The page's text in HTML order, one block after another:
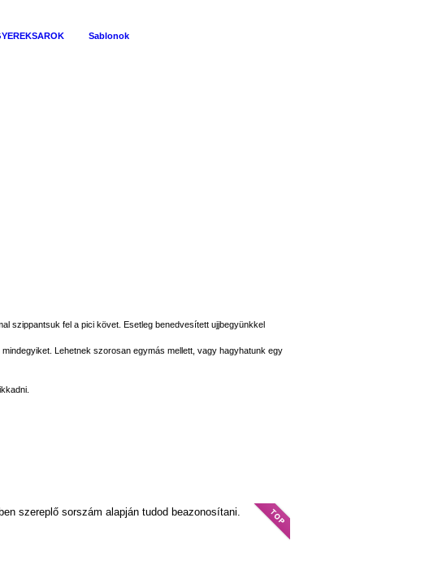
Sablonok
szippantsuk fel a pici követ. Esetleg benedvesített ujjbegyünkkel
Lehetnek szorosan egymás mellett, vagy hagyhatunk egy
szereplő sorszám alapján tudod beazonosítani.